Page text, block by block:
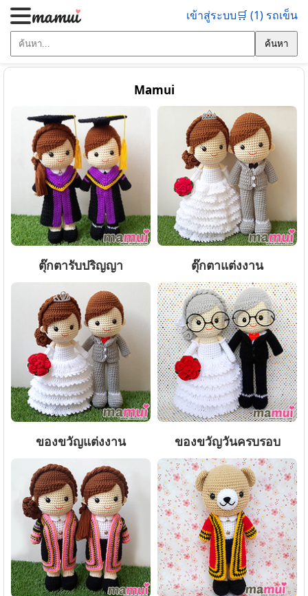
เข้าสู่ระบบ🛒 (1) รถเข็น
ค้นหา
Mamui
ตุ๊กตารับปริญญา ตุ๊กตาแต่งงาน
ของขวัญแต่งงาน ของขวัญวันครบรอบ